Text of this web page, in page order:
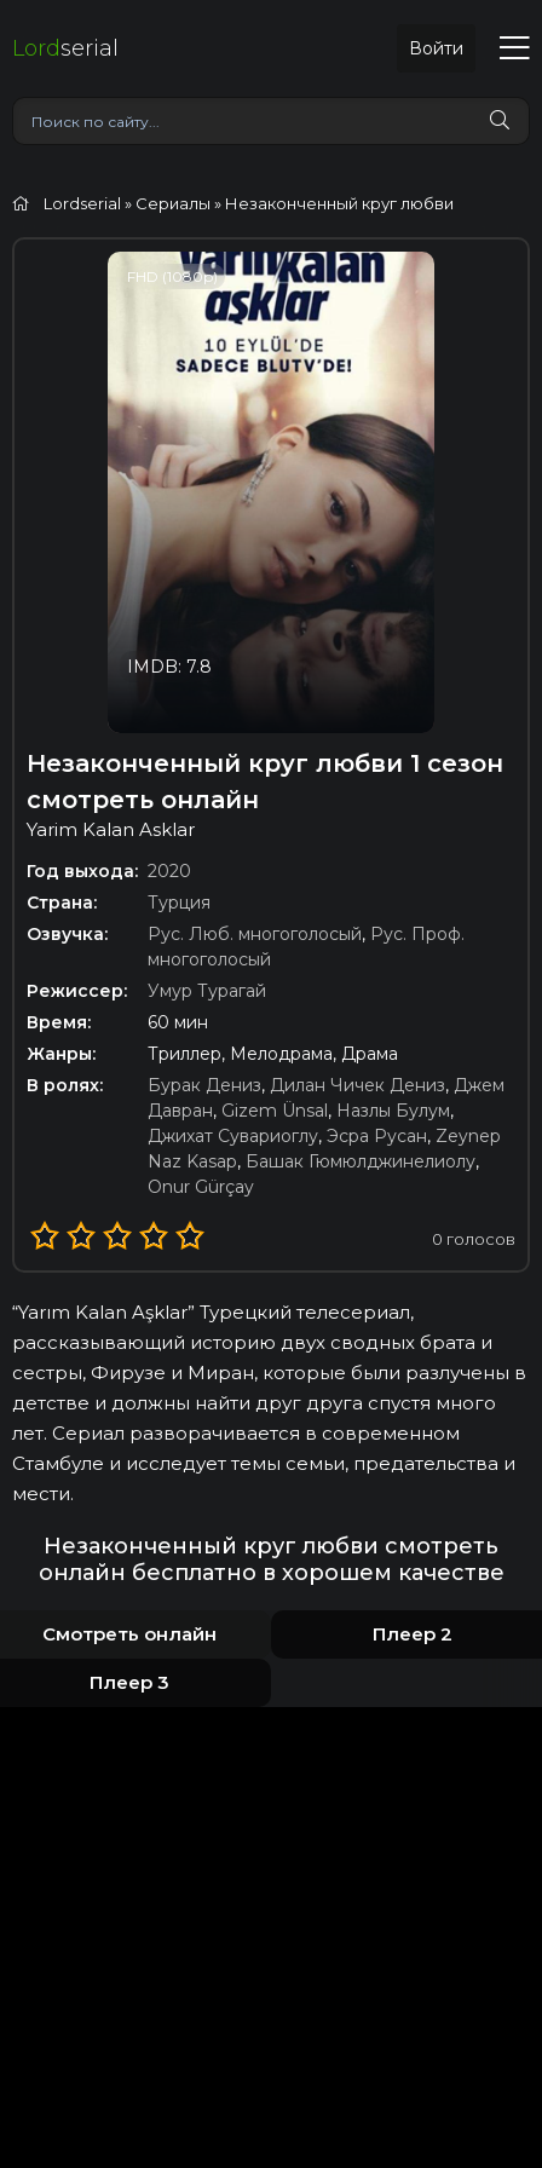
Lordserial Войти
Lordserial » Сериалы » Незаконченный круг любви
FHD (1080p)
IMDB: 7.8
Незаконченный круг любви 1 сезон
смотреть онлайн
Yarim Kalan Asklar
Год выхода: 2020
Страна:
Турция
Озвучка:
Рус. Люб. многоголосый, Рус. Проф.
многоголосый
Режиссер:
Умур Турагай
Время:
60 мин
Жанры:
Триллер, Мелодрама, Драма
В ролях:
Бурак Дениз, Дилан Чичек Дениз, Джем
Давран, Gizem Ünsal , Назлы Булум,
Джихат Сувариоглу, Эсра Русан, Zeynep
Naz Kasap, Башак Гюмюлджинелиолу,
Onur Gürçay
0 голосов
“Yarım Kalan Aşklar” Турецкий телесериал,
рассказывающий историю двух сводных брата и
сестры, Фирузе и Миран, которые были разлучены в
детстве и должны найти друг друга спустя много
лет. Сериал разворачивается в современном
Стамбуле и исследует темы семьи, предательства и
мести.
Незаконченный круг любви смотреть
онлайн бесплатно в хорошем качестве
Смотреть онлайн Плеер 2
Плеер 3